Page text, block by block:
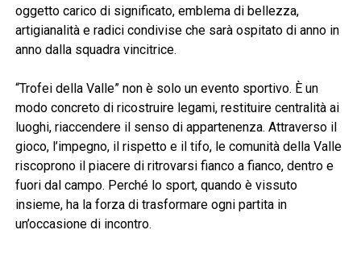
oggetto carico di significato, emblema di bellezza,
artigianalità e radici condivise che sarà ospitato di anno in
anno dalla squadra vincitrice.
“Trofei della Valle” non è solo un evento sportivo. È un
modo concreto di ricostruire legami, restituire centralità ai
luoghi, riaccendere il senso di appartenenza. Attraverso il
gioco, l’impegno, il rispetto e il tifo, le comunità della Valle
riscoprono il piacere di ritrovarsi fianco a fianco, dentro e
fuori dal campo. Perché lo sport, quando è vissuto
insieme, ha la forza di trasformare ogni partita in
un’occasione di incontro.